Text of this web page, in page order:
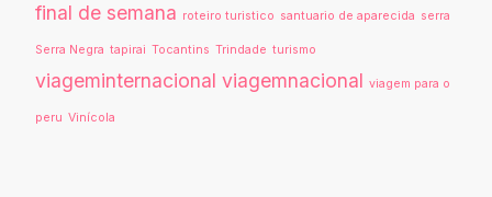
final de semana roteiro turistico santuario de aparecida serra
Serra Negra tapirai Tocantins Trindade turismo
viageminternacional viagemnacional viagem para o
peru Vinícola